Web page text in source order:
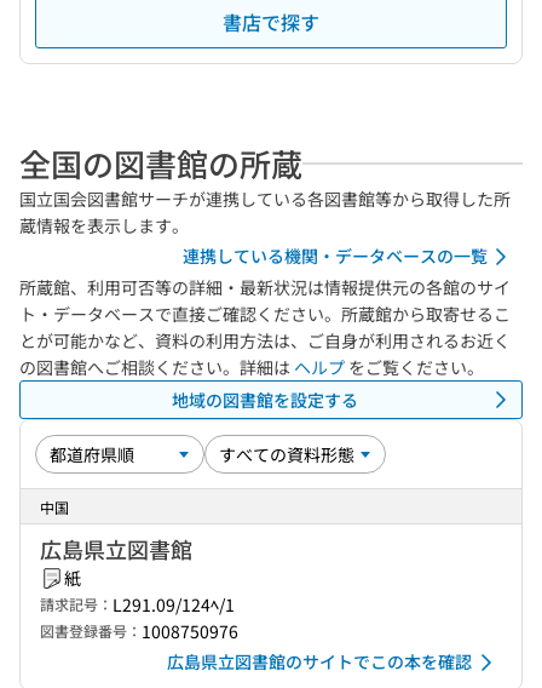
書店で探す
全国の図書館の所蔵
国立国会図書館サーチが連携している各図書館等から取得した所
蔵情報を表示します。
連携している機関・データベースの一覧
所蔵館、利用可否等の詳細・最新状況は情報提供元の各館のサイ
ト・データベースで直接ご確認ください。所蔵館から取寄せるこ
とが可能かなど、資料の利用方法は、ご自身が利用されるお近く
の図書館へご相談ください。詳細は ヘルプ をご覧ください。
地域の図書館を設定する
中国
広島県立図書館
紙
請求記号： L291.09/124ﾍ/1
図書登録番号： 1008750976
広島県立図書館のサイトでこの本を確認